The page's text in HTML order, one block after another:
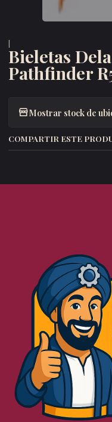
Bieletas
Pathfinder
Mostrar stock de
COMPARTIR ESTE